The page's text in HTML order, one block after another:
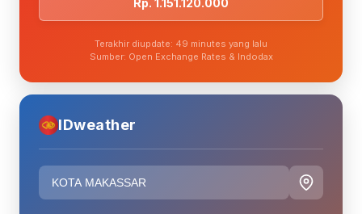
Rp. 1.151.120.000
Terakhir diupdate: 49 minutes yang lalu
Sumber: Open Exchange Rates & Indodax
IDweather